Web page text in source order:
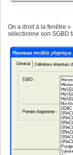
On a droit à la fenêtre
sélectionne son SGBD